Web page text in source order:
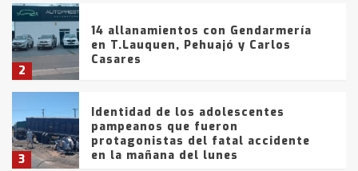
2
14 allanamientos con Gendarmería
en T.Lauquen, Pehuajó y Carlos
Casares
3
Identidad de los adolescentes
pampeanos que fueron
protagonistas del fatal accidente
en la mañana del lunes